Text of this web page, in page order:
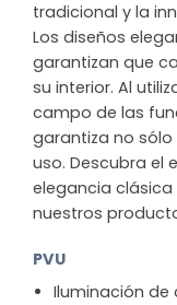
tradicional y la
Los diseños
garantizan que
su interior. Al
campo de las
garantiza no
uso. Descubra el
elegancia
nuestros
PVU
Iluminación